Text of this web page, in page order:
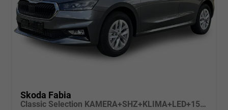
Skoda Fabia
Classic Selection KAMERA+SHZ+KLIMA+LED+15" LM+SMARTLINK